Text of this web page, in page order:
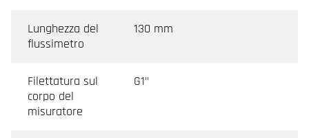
Lunghezza del
flussimetro
130 mm
Filettatura sul
corpo del
misuratore
G1"